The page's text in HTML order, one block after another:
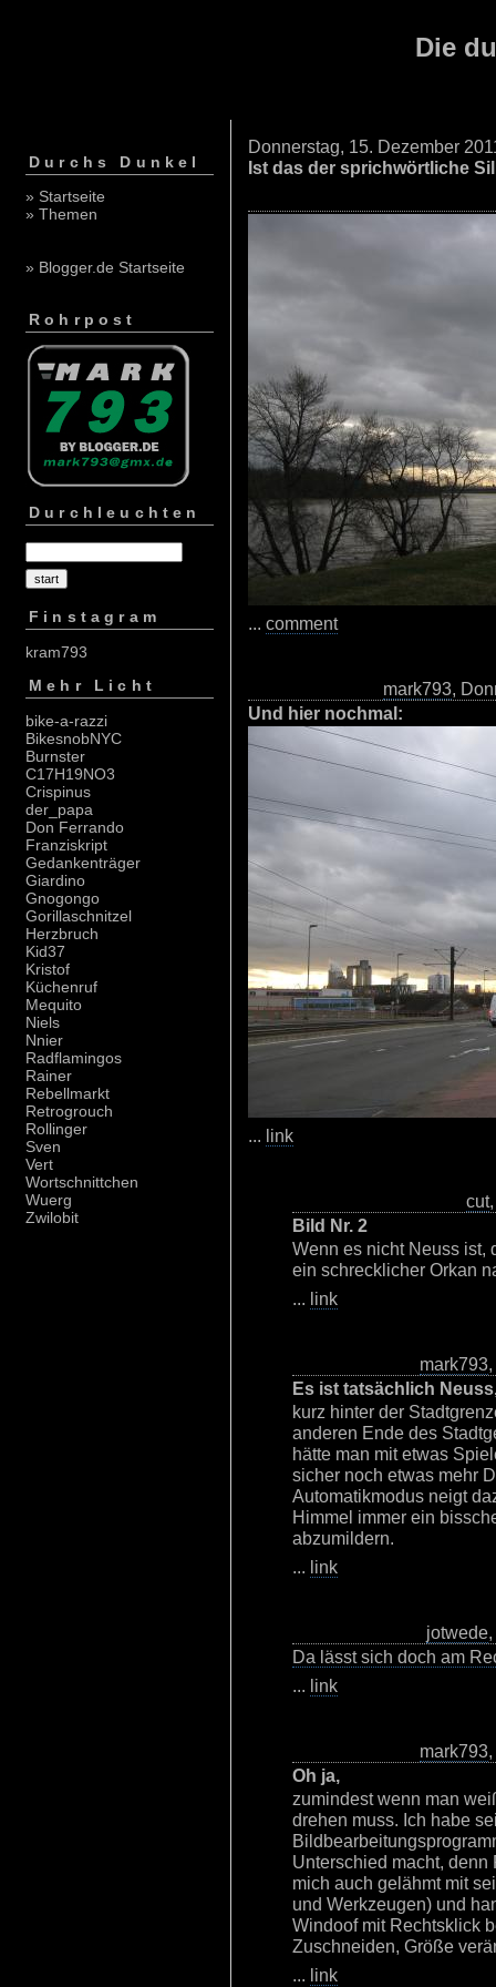
Die
Durchs Dunkel
» Startseite
» Themen
» Blogger.de Startseite
Rohrpost
Durchleuchten
Finstagram
kram793
Mehr Licht
bike-a-razzi
BikesnobNYC
Burnster
C17H19NO3
Crispinus
der_papa
Don Ferrando
Franziskript
Gedankenträger
Giardino
Gnogongo
Gorillaschnitzel
Herzbruch
Kid37
Kristof
Küchenruf
Mequito
Niels
Nnier
Radflamingos
Rainer
Rebellmarkt
Retrogrouch
Rollinger
Sven
Vert
Wortschnittchen
Wuerg
Zwilobit
Donnerstag, 15. Dezember
Ist das der sprichwörtliche
... comment
mark793,
Und hier nochmal:
... link
cut
Bild Nr. 2
Wenn es nicht Neuss ist,
ein schrecklicher Orkan
... link
mark793
Es ist tatsächlich
kurz hinter der
anderen Ende des
hätte man mit etwas
sicher noch etwas mehr
Automatikmodus neigt
Himmel immer ein
abzumildern.
... link
jotwede
Da lässt sich doch am
... link
mark793
Oh ja,
zumindest wenn man
drehen muss. Ich habe
Unterschied macht,
mich auch gelähmt mit
und Werkzeugen) und
Windoof mit Rechtsklick
Zuschneiden, Größe
... link